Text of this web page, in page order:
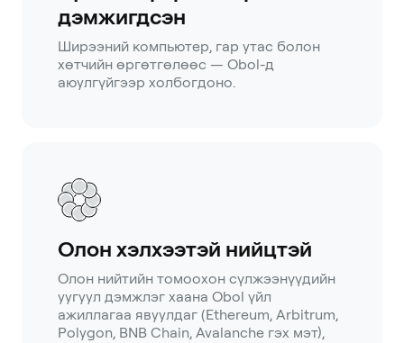
дэмжигдсэн
Ширээний компьютер, гар утас болон
хөтчийн өргөтгөлөөс — Obol-д
аюулгүйгээр холбогдоно.
Олон хэлхээтэй нийцтэй
Олон нийтийн томоохон сүлжээнүүдийн
уугуул дэмжлэг хаана Obol үйл
ажиллагаа явуулдаг (Ethereum, Arbitrum,
Polygon, BNB Chain, Avalanche гэх мэт),